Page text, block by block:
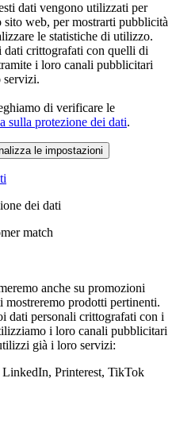
dati vengono utilizzati per
web, per mostrarti pubblicità
le statistiche di utilizzo.
dati crittografati con quelli di
i loro canali pubblicitari
servizi.
di verificare le
sulla protezione dei dati.
le impostazioni
dei dati
match
anche su promozioni
mostreremo prodotti pertinenti.
dati personali crittografati con i
i loro canali pubblicitari
già i loro servizi:
Printerest, TikTok